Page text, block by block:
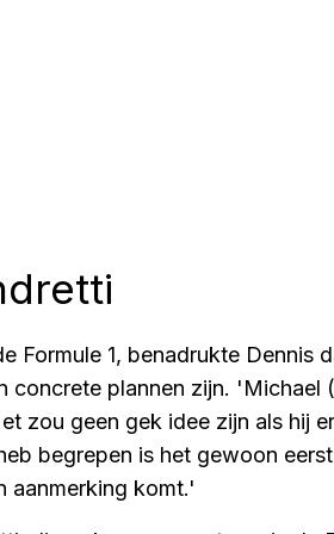
Formule 1, benadrukte Dennis
concrete plannen zijn. 'Michael
zou geen gek idee zijn als hij
begrepen is het gewoon
aanmerking komt.'